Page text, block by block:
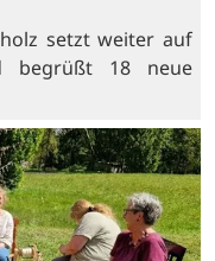
setzt weiter auf
begrüßt 18 neue